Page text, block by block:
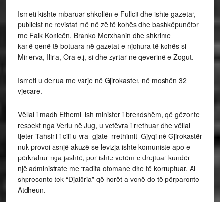
Ismeti kishte mbaruar shkollën e Fullcit dhe ishte gazetar,
publicist ne revistat më në zë të kohës dhe bashkëpunëtor
me Faik Konicën, Branko Merxhanin dhe shkrime
kanë qenë të botuara në gazetat e njohura të kohës si
Minerva, Iliria, Ora etj, si dhe zyrtar ne qeverinë e Zogut.
Ismeti u denua me varje në Gjirokaster, në moshën 32
vjecare.
Vëllai i madh Ethemi, ish minister i brendshëm, që gëzonte
respekt nga Veriu në Jug, u vetëvra i rrethuar dhe vëllai
tjeter Tahsini i cili u vra gjate rrethimit. Gjyqi në Gjirokastër
nuk provoi asnjë akuzë se levizja ishte komuniste apo e
përkrahur nga jashtë, por ishte vetëm e drejtuar kundër
një administrate me tradita otomane dhe të korruptuar. Ai
shpresonte tek “Djalëria” që herët a vonë do të përparonte
Atdheun.